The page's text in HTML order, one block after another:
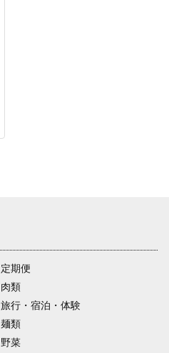
定期便
肉類
旅行・宿泊・体験
麺類
野菜